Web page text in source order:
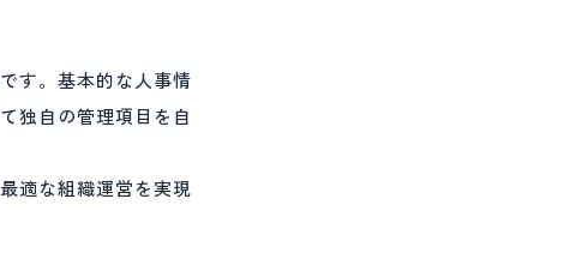
す。基本的な人事情
独自の管理項目を自
適な組織運営を実現